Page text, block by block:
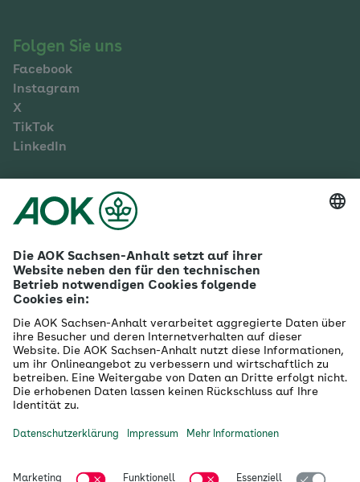
Folgen Sie uns
Facebook
Instagram
X
TikTok
LinkedIn
Mehr zur AOK Sachsen-Anhalt
Karriere
Betriebliches Gesundheitsmanagement
Firmenkunden
Gesundheitspartner
Betreuer- & Bevollmächtigte
Die AOK - Wir über uns
Grounding Page
Innovationsportal
Presse
Selbstverwaltung